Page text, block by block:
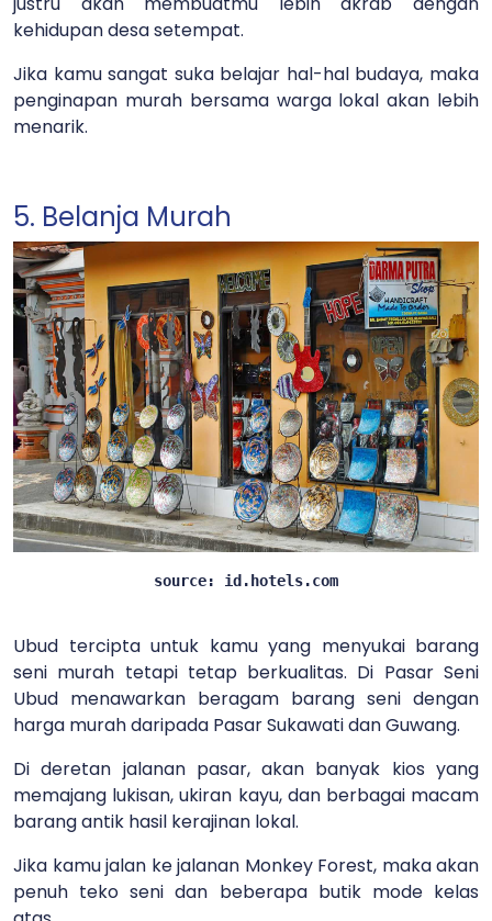
kehidupan desa setempat.
Jika kamu sangat suka belajar hal-hal budaya, maka
penginapan murah bersama warga lokal akan lebih
menarik.
5. Belanja Murah
source: id.hotels.com
Ubud tercipta untuk kamu yang menyukai barang
seni murah tetapi tetap berkualitas. Di Pasar Seni
Ubud menawarkan beragam barang seni dengan
harga murah daripada Pasar Sukawati dan Guwang.
Di deretan jalanan pasar, akan banyak kios yang
memajang lukisan, ukiran kayu, dan berbagai macam
barang antik hasil kerajinan lokal.
Jika kamu jalan ke jalanan Monkey Forest, maka akan
penuh teko seni dan beberapa butik mode kelas